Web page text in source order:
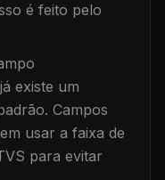
é feito pelo
existe um
Campos
usar a faixa de
para evitar